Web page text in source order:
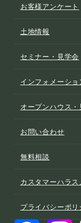
お客様アンケート
土地情報
セミナー・見学会
インフォメーショ
オープンハウス
お問い合わせ
無料相談
カスタマーハラ
プライバシーポリ